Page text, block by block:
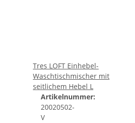
Tres LOFT Einhebel-
Waschtischmischer mit
seitlichem Hebel L
Artikelnummer:
20020502-
V